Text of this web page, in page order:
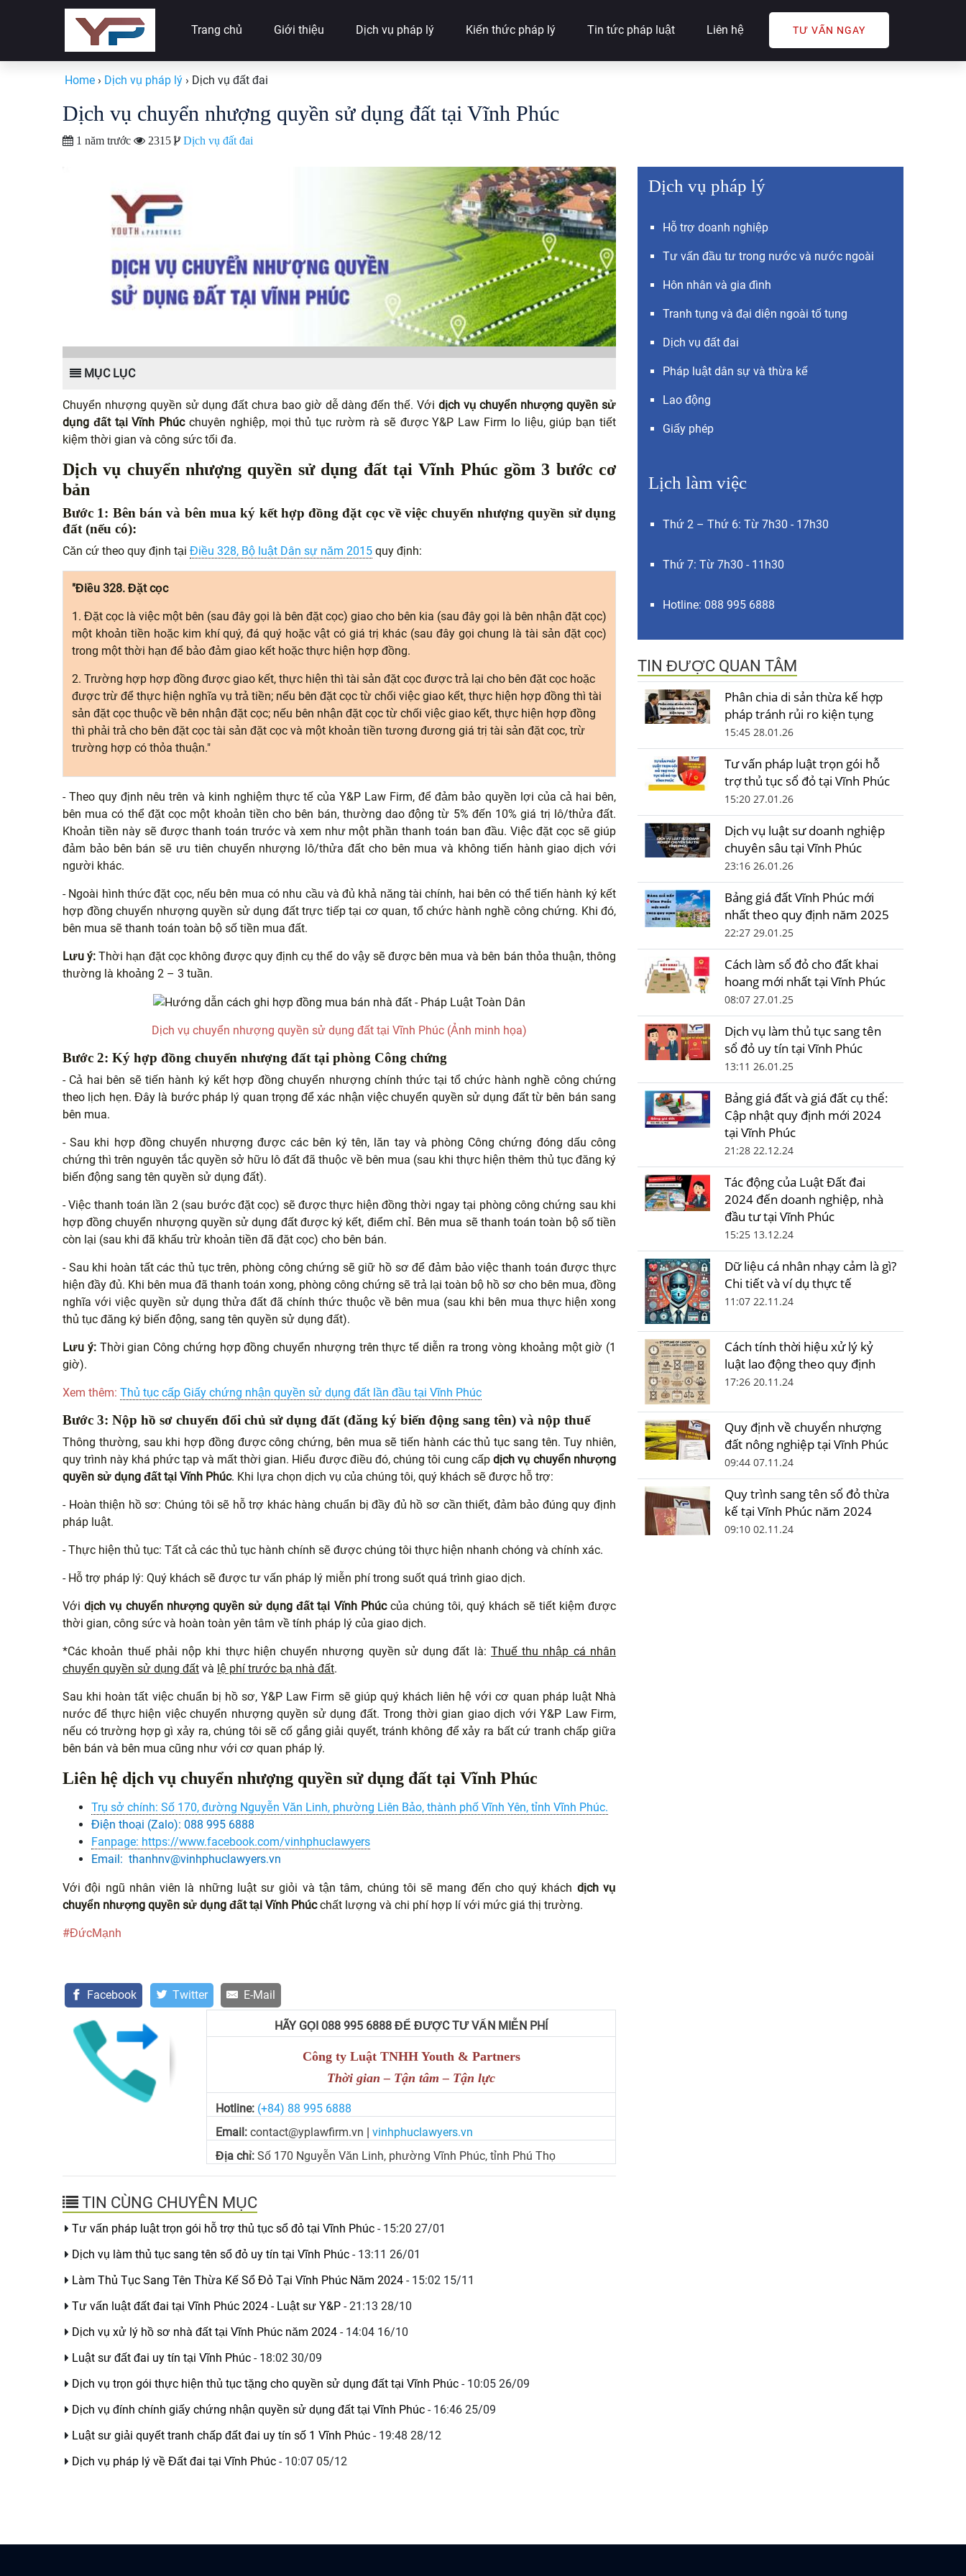
Trang chủ Giới thiệu Dịch vụ pháp lý Kiến thức pháp lý Tin tức pháp luật Liên hệ TƯ VẤN NGAY
Home › Dịch vụ pháp lý › Dịch vụ đất đai
Dịch vụ chuyển nhượng quyền sử dụng đất tại Vĩnh Phúc
1 năm trước 2315 Dịch vụ đất đai
MỤC LỤC
Chuyển nhượng quyền sử dụng đất chưa bao giờ dễ dàng đến thế. Với dịch vụ chuyển nhượng quyền sử
dụng đất tại Vĩnh Phúcchuyên nghiệp, mọi thủ tục rườm rà sẽ được Y&P Law Firm lo liệu, giúp bạn tiết
kiệm thời gian và công sức tối đa.
Dịch vụ chuyển nhượng quyền sử dụng đất tại Vĩnh Phúc gồm 3 bước cơ
bản
Bước 1: Bên bán và bên mua ký kết hợp đồng đặt cọc về việc chuyển nhượng quyền sử dụng
đất (nếu có):
Căn cứ theo quy định tại Điều 328, Bộ luật Dân sự năm 2015 quy định:
"Điều 328. Đặt cọc
1. Đặt cọc là việc một bên (sau đây gọi là bên đặt cọc) giao cho bên kia (sau đây gọi là bên nhận đặt cọc)
một khoản tiền hoặc kim khí quý, đá quý hoặc vật có giá trị khác (sau đây gọi chung là tài sản đặt cọc)
trong một thời hạn để bảo đảm giao kết hoặc thực hiện hợp đồng.
2. Trường hợp hợp đồng được giao kết, thực hiện thì tài sản đặt cọc được trả lại cho bên đặt cọc hoặc
được trừ để thực hiện nghĩa vụ trả tiền; nếu bên đặt cọc từ chối việc giao kết, thực hiện hợp đồng thì tài
sản đặt cọc thuộc về bên nhận đặt cọc; nếu bên nhận đặt cọc từ chối việc giao kết, thực hiện hợp đồng
thì phải trả cho bên đặt cọc tài sản đặt cọc và một khoản tiền tương đương giá trị tài sản đặt cọc, trừ
trường hợp có thỏa thuận."
- Theo quy định nêu trên và kinh nghiệm thực tế của Y&P Law Firm, để đảm bảo quyền lợi của cả hai bên,
bên mua có thể đặt cọc một khoản tiền cho bên bán, thường dao động từ 5% đến 10% giá trị lô/thửa đất.
Khoản tiền này sẽ được thanh toán trước và xem như một phần thanh toán ban đầu. Việc đặt cọc sẽ giúp
đảm bảo bên bán sẽ ưu tiên chuyển nhượng lô/thửa đất cho bên mua và không tiến hành giao dịch với
người khác.
- Ngoài hình thức đặt cọc, nếu bên mua có nhu cầu và đủ khả năng tài chính, hai bên có thể tiến hành ký kết
hợp đồng chuyển nhượng quyền sử dụng đất trực tiếp tại cơ quan, tổ chức hành nghề công chứng. Khi đó,
bên mua sẽ thanh toán toàn bộ số tiền mua đất.
Lưu ý: Thời hạn đặt cọc không được quy định cụ thể do vậy sẽ được bên mua và bên bán thỏa thuận, thông
thường là khoảng 2 – 3 tuần.
Dịch vụ chuyển nhượng quyền sử dụng đất tại Vĩnh Phúc (Ảnh minh họa)
Bước 2: Ký hợp đồng chuyển nhượng đất tại phòng Công chứng
- Cả hai bên sẽ tiến hành ký kết hợp đồng chuyển nhượng chính thức tại tổ chức hành nghề công chứng
theo lịch hẹn. Đây là bước pháp lý quan trọng để xác nhận việc chuyển quyền sử dụng đất từ bên bán sang
bên mua.
- Sau khi hợp đồng chuyển nhượng được các bên ký tên, lăn tay và phòng Công chứng đóng dấu công
chứng thì trên nguyên tắc quyền sở hữu lô đất đã thuộc về bên mua (sau khi thực hiện thêm thủ tục đăng ký
biến động sang tên quyền sử dụng đất).
- Việc thanh toán lần 2 (sau bước đặt cọc) sẽ được thực hiện đồng thời ngay tại phòng công chứng sau khi
hợp đồng chuyển nhượng quyền sử dụng đất được ký kết, điểm chỉ. Bên mua sẽ thanh toán toàn bộ số tiền
còn lại (sau khi đã khấu trừ khoản tiền đã đặt cọc) cho bên bán.
- Sau khi hoàn tất các thủ tục trên, phòng công chứng sẽ giữ hồ sơ để đảm bảo việc thanh toán được thực
hiện đầy đủ. Khi bên mua đã thanh toán xong, phòng công chứng sẽ trả lại toàn bộ hồ sơ cho bên mua, đồng
nghĩa với việc quyền sử dụng thửa đất đã chính thức thuộc về bên mua (sau khi bên mua thực hiện xong
thủ tục đăng ký biến động, sang tên quyền sử dụng đất).
Lưu ý: Thời gian Công chứng hợp đồng chuyển nhượng trên thực tế diễn ra trong vòng khoảng một giờ (1
giờ).
Xem thêm: Thủ tục cấp Giấy chứng nhận quyền sử dụng đất lần đầu tại Vĩnh Phúc
Bước 3: Nộp hồ sơ chuyển đổi chủ sử dụng đất (đăng ký biến động sang tên) và nộp thuế
Thông thường, sau khi hợp đồng được công chứng, bên mua sẽ tiến hành các thủ tục sang tên. Tuy nhiên,
quy trình này khá phức tạp và mất thời gian. Hiểu được điều đó, chúng tôi cung cấp dịch vụ chuyển nhượng
quyền sử dụng đất tại Vĩnh Phúc. Khi lựa chọn dịch vụ của chúng tôi, quý khách sẽ được hỗ trợ:
- Hoàn thiện hồ sơ: Chúng tôi sẽ hỗ trợ khác hàng chuẩn bị đầy đủ hồ sơ cần thiết, đảm bảo đúng quy định
pháp luật.
- Thực hiện thủ tục: Tất cả các thủ tục hành chính sẽ được chúng tôi thực hiện nhanh chóng và chính xác.
- Hỗ trợ pháp lý: Quý khách sẽ được tư vấn pháp lý miễn phí trong suốt quá trình giao dịch.
Vớidịch vụ chuyển nhượng quyền sử dụng đất tại Vĩnh Phúccủa chúng tôi, quý khách sẽ tiết kiệm được
thời gian, công sức và hoàn toàn yên tâm về tính pháp lý của giao dịch.
*Các khoản thuế phải nộp khi thực hiện chuyển nhượng quyền sử dụng đất là: Thuế thu nhập cá nhân
chuyển quyền sử dụng đất và lệ phí trước bạ nhà đất.
Sau khi hoàn tất việc chuẩn bị hồ sơ, Y&P Law Firm sẽ giúp quý khách liên hệ với cơ quan pháp luật Nhà
nước để thực hiện việc chuyển nhượng quyền sử dụng đất. Trong thời gian giao dịch với Y&P Law Firm,
nếu có trường hợp gì xảy ra, chúng tôi sẽ cố gắng giải quyết, tránh không để xảy ra bất cứ tranh chấp giữa
bên bán và bên mua cũng như với cơ quan pháp lý.
Liên hệ dịch vụ chuyển nhượng quyền sử dụng đất tại Vĩnh Phúc
Trụ sở chính: Số 170, đường Nguyễn Văn Linh, phường Liên Bảo, thành phố Vĩnh Yên, tỉnh Vĩnh Phúc.
Điện thoại (Zalo): 088 995 6888
Fanpage: https://www.facebook.com/vinhphuclawyers
Email: thanhnv@vinhphuclawyers.vn
Với đội ngũ nhân viên là những luật sư giỏi và tận tâm, chúng tôi sẽ mang đến cho quý khách dịch vụ
chuyển nhượng quyền sử dụng đất tại Vĩnh Phúcchất lượng và chi phí hợp lí với mức giá thị trường.
#ĐứcMạnh
Facebook Twitter E-Mail
HÃY GỌI 088 995 6888 ĐỂ ĐƯỢC TƯ VẤN MIỄN PHÍ
Công ty Luật TNHH Youth & Partners
Thời gian – Tận tâm – Tận lực
Hotline: (+84) 88 995 6888
Email: contact@yplawfirm.vn
vinhphuclawyers.vn
Địa chỉ: Số 170 Nguyễn Văn Linh, phường Vĩnh Phúc, tỉnh Phú Thọ
TIN CÙNG CHUYÊN MỤC
Tư vấn pháp luật trọn gói hỗ trợ thủ tục sổ đỏ tại Vĩnh Phúc - 15:20 27/01
Dịch vụ làm thủ tục sang tên sổ đỏ uy tín tại Vĩnh Phúc - 13:11 26/01
Làm Thủ Tục Sang Tên Thừa Kế Sổ Đỏ Tại Vĩnh Phúc Năm 2024 - 15:02 15/11
Tư vấn luật đất đai tại Vĩnh Phúc 2024 - Luật sư Y&P - 21:13 28/10
Dịch vụ xử lý hồ sơ nhà đất tại Vĩnh Phúc năm 2024 - 14:04 16/10
Luật sư đất đai uy tín tại Vĩnh Phúc - 18:02 30/09
Dịch vụ trọn gói thực hiện thủ tục tặng cho quyền sử dụng đất tại Vĩnh Phúc - 10:05 26/09
Dịch vụ đính chính giấy chứng nhận quyền sử dụng đất tại Vĩnh Phúc - 16:46 25/09
Luật sư giải quyết tranh chấp đất đai uy tín số 1 Vĩnh Phúc - 19:48 28/12
Dịch vụ pháp lý về Đất đai tại Vĩnh Phúc - 10:07 05/12
Dịch vụ pháp lý
Hỗ trợ doanh nghiệp
Tư vấn đầu tư trong nước và nước ngoài
Hôn nhân và gia đình
Tranh tụng và đại diện ngoài tố tụng
Dịch vụ đất đai
Pháp luật dân sự và thừa kế
Lao động
Giấy phép
Lịch làm việc
Thứ 2 – Thứ 6: Từ 7h30 - 17h30
Thứ 7: Từ 7h30 - 11h30
Hotline: 088 995 6888
TIN ĐƯỢC QUAN TÂM
Phân chia di sản thừa kế hợp
pháp tránh rủi ro kiện tụng
15:45 28.01.26
Tư vấn pháp luật trọn gói hỗ
trợ thủ tục sổ đỏ tại Vĩnh Phúc
15:20 27.01.26
Dịch vụ luật sư doanh nghiệp
chuyên sâu tại Vĩnh Phúc
23:16 26.01.26
Bảng giá đất Vĩnh Phúc mới
nhất theo quy định năm 2025
22:27 29.01.25
Cách làm sổ đỏ cho đất khai
hoang mới nhất tại Vĩnh Phúc
08:07 27.01.25
Dịch vụ làm thủ tục sang tên
sổ đỏ uy tín tại Vĩnh Phúc
13:11 26.01.25
Bảng giá đất và giá đất cụ thể:
Cập nhật quy định mới 2024
tại Vĩnh Phúc
21:28 22.12.24
Tác động của Luật Đất đai
2024 đến doanh nghiệp, nhà
đầu tư tại Vĩnh Phúc
15:25 13.12.24
Dữ liệu cá nhân nhạy cảm là gì?
Chi tiết và ví dụ thực tế
11:07 22.11.24
Cách tính thời hiệu xử lý kỷ
luật lao động theo quy định
17:26 20.11.24
Quy định về chuyển nhượng
đất nông nghiệp tại Vĩnh Phúc
09:44 07.11.24
Quy trình sang tên sổ đỏ thừa
kế tại Vĩnh Phúc năm 2024
09:10 02.11.24